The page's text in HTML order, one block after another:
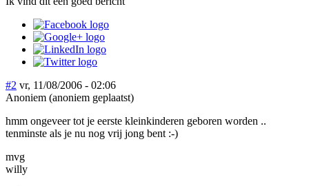
#2 vr, 11/08/2006 - 02:06
Anoniem (anoniem geplaatst)
hmm ongeveer tot je eerste kleinkinderen geboren worden ..
tenminste als je nu nog vrij jong bent :-)
mvg
willy